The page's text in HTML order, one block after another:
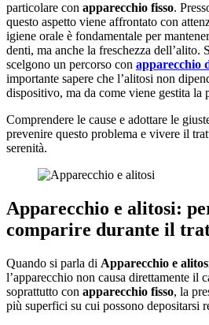
particolare con apparecchio fisso.
questo aspetto viene affrontato con
igiene orale è fondamentale per
denti, ma anche la freschezza dell’alito.
scelgono un percorso con apparecchio
importante sapere che l’alitosi non
dispositivo, ma da come viene gestita la
Comprendere le cause e adottare le
prevenire questo problema e vivere il
serenità.
Apparecchio e alitosi:
comparire durante il
Quando si parla di Apparecchio e
l’apparecchio non causa direttamente il
soprattutto con apparecchio fisso, la
più superfici su cui possono depositarsi